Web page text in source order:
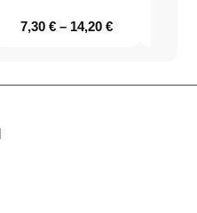
7,30 € – 14,20 €